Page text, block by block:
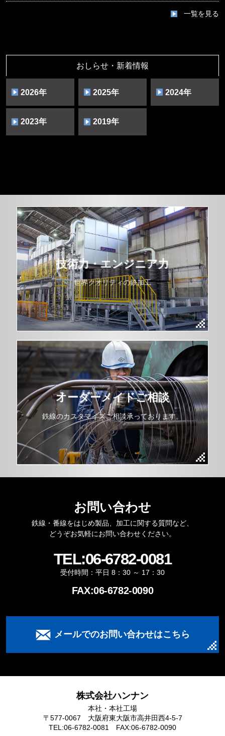
一覧を見る
おしらせ・新着情報
2026 2025 2024
2023 2019
技術力・エンジニア力
世界クオリティの鉄加工
オーダーメイドご相談
鉄線のカスタマイズご相談承っております。
お問い合わせ
鉄線・番線をはじめ製品、加工に関する質問など、
どうぞお気軽にお問い合わせください。
TEL:06-6782-0081
受付時間：平日 8：30 ～ 17：30
FAX:06-6782-0090
メールでのお問い合わせはこちら
株式会社ハンナン
本社・本社工場
〒577-0067 大阪府東大阪市高井田西4-5-7
TEL:06-6782-0081 FAX:06-6782-0090